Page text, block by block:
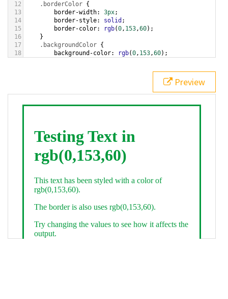
12
.borderColor {
13
border-width: 3px;
14
border-style: solid ;
15
border-color: rgb(0, 153,60);
16
}
17
.backgroundColor {
18
background-color: rgb(0, 153,60);
bottom ,
white, rgb(0,153,60));
div class="textColor borderColor"
< h1>Testing Text in rgb(0,153,60)
Preview